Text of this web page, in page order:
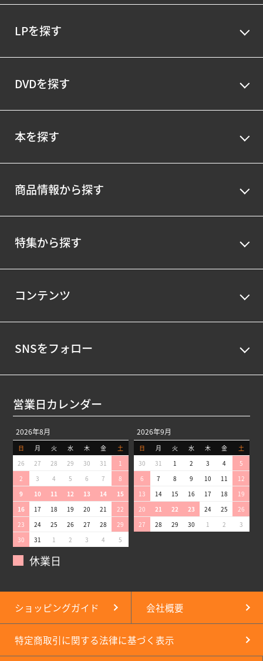
LPを探す
DVDを探す
本を探す
商品情報から探す
特集から探す
コンテンツ
SNSをフォロー
営業日カレンダー
2026年8月
日 月 火 水 木 金
土
26
27 28 29 30 31
1
2
3 4 5 6 7
8
9
10 11 12 13 14
15
16
17 18 19 20 21
22
23
24 25 26 27 28
29
30
31 1 2 3 4 5
2026年9月
日 月 火 水 木 金
土
30
31 1 2 3 4
5
6
7 8 9 10 11
12
13
14 15 16 17 18
19
20
21 22 23 24 25
26
27
28 29 30 1 2 3
休業日
ショッピングガイド 会社概要
特定商取引に関する法律に基づく表示